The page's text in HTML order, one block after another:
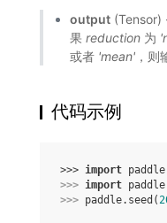
output
果reduction 为
或者 'mean' ，
代码示例
>>> import paddle
>>> import
>>> paddle. seed (